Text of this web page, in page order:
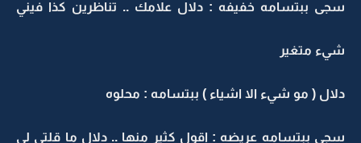
سجى ببتسامه خفيفه : دلال علامك .. تناظرين كذا فيني
شيء متغير
دلال ( مو شيء الا اشياء ) ببتسامه : محلوه
سجى ببتسامه عريضه : اقول كثير منها .. دلال ما قلتي لي